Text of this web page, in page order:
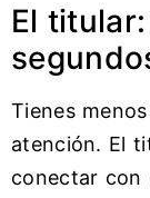
El
Tienes
atención. El
conectar con